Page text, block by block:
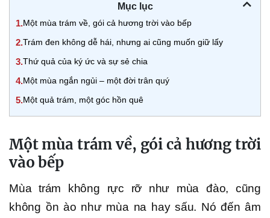
Mục lục
1.Một mùa trám về, gói cả hương trời vào bếp
2.Trám đen không dễ hái, nhưng ai cũng muốn giữ lấy
3.Thứ quả của ký ức và sự sẻ chia
4.Một mùa ngắn ngủi – một đời trân quý
5.Một quả trám, một góc hồn quê
Một mùa trám về, gói cả hương trời
vào bếp
Mùa trám không rực rỡ như mùa đào, cũng
không ồn ào như mùa na hay sấu. Nó đến âm